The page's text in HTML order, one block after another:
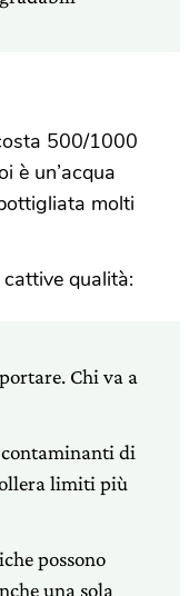
500/1000
è un’acqua
molti
qualità:
Chi va a
di
limiti più
possono
una sola